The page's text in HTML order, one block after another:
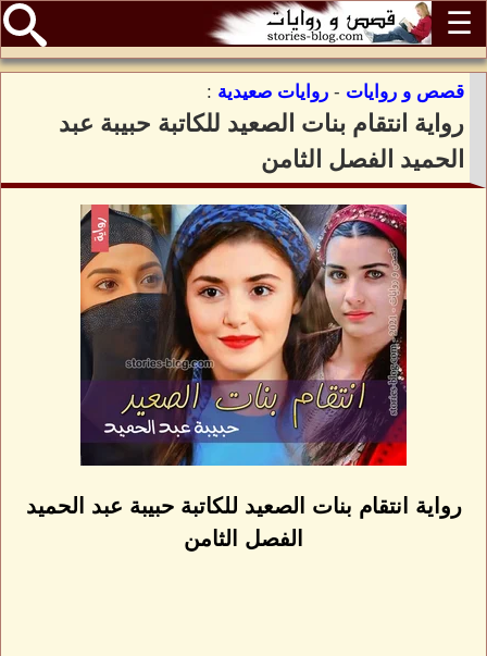
☰
قصص و روايات - روايات صعيدية :
رواية انتقام بنات الصعيد للكاتبة حبيبة عبد
الحميد الفصل الثامن
رواية انتقام بنات الصعيد للكاتبة حبيبة عبد الحميد
الفصل الثامن